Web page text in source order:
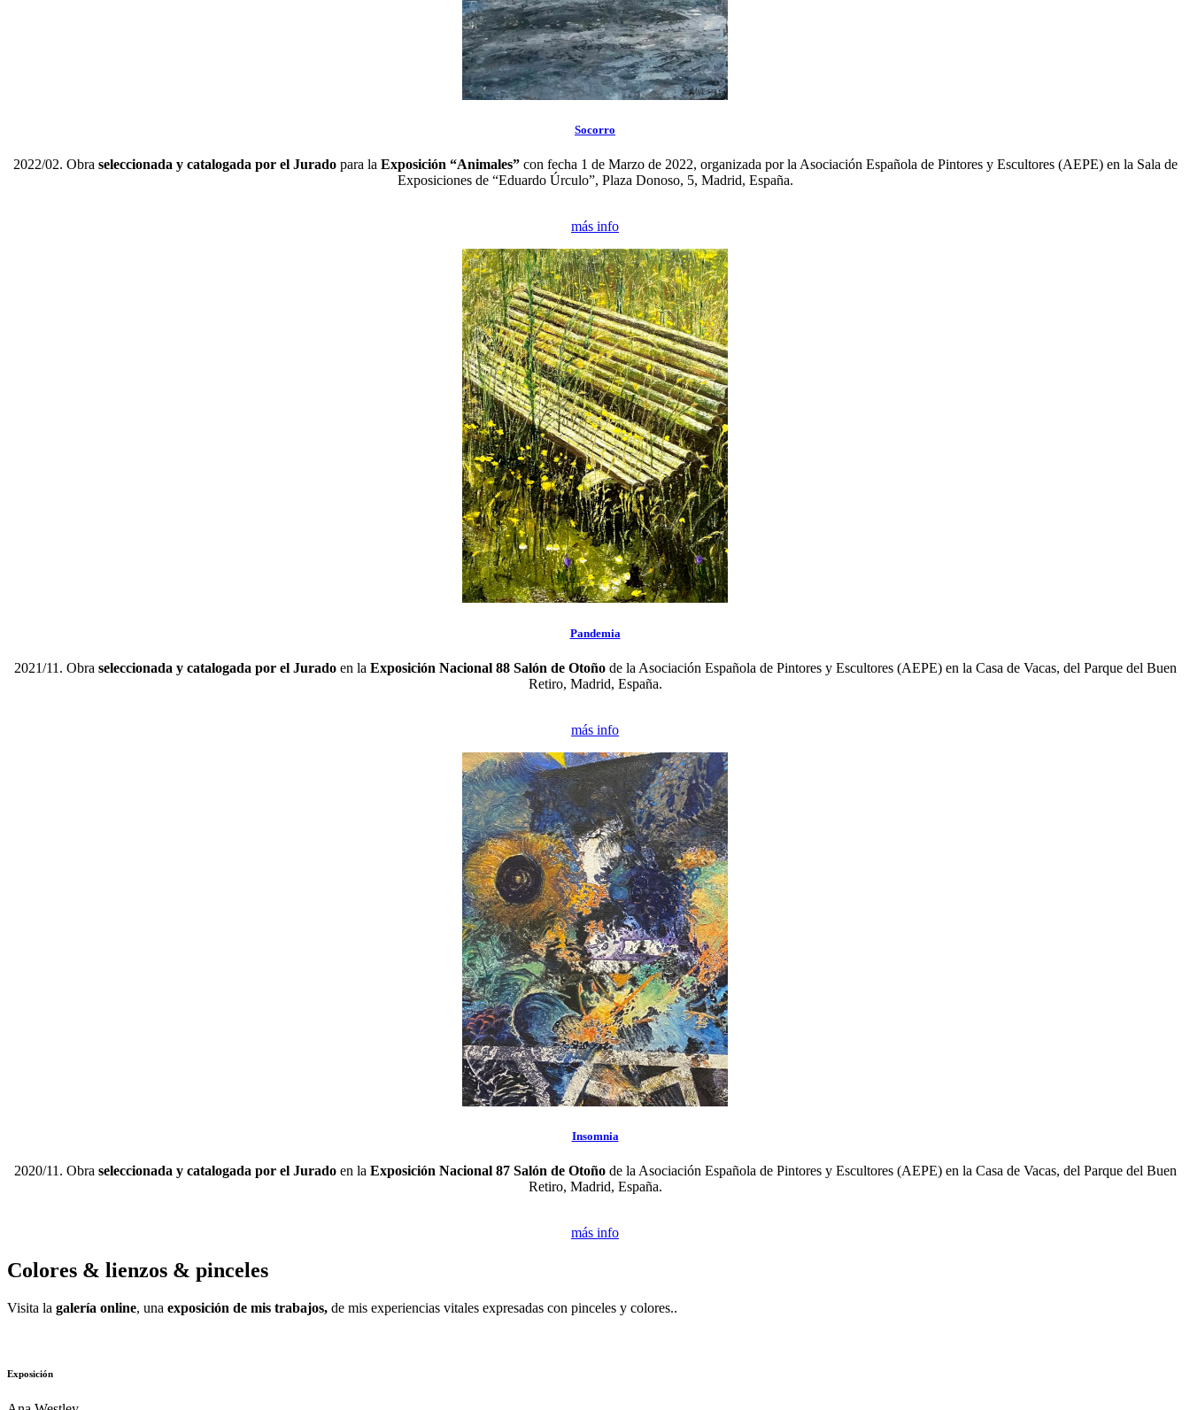
Socorro
2022/02. Obra seleccionada y catalogada por el Juradopara la Exposición “Animales”con fecha 1 de Marzo de 2022, organizada por la Asociación Española de Pintores y Escultores (AEPE) en la Sala de
Exposiciones de “Eduardo Úrculo”, Plaza Donoso, 5, Madrid, España.
más info
Pandemia
2021/11. Obra seleccionada y catalogada por el Juradoen la Exposición Nacional 88 Salón de Otoñode la Asociación Española de Pintores y Escultores (AEPE) en la Casa de Vacas, del Parque del Buen
Retiro, Madrid, España.
más info
Insomnia
2020/11. Obra seleccionada y catalogada por el Juradoen la Exposición Nacional 87 Salón de Otoñode la Asociación Española de Pintores y Escultores (AEPE) en la Casa de Vacas, del Parque del Buen
Retiro, Madrid, España.
más info
Colores & lienzos & pinceles
Visita la galería online, una exposición de mis trabajos, de mis experiencias vitales expresadas con pinceles y colores..
Exposición